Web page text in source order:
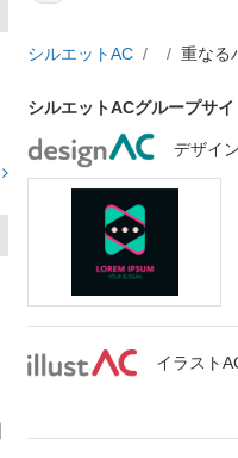
シルエットAC 重なる
シルエットACグループサ
デザイ
イラスト